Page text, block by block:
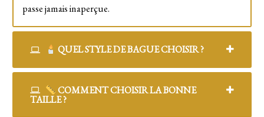
passe jamais inaperçue.
QUEL STYLE DE BAGUE CHOISIR ?
COMMENT CHOISIR LA BONNE
TAILLE ?